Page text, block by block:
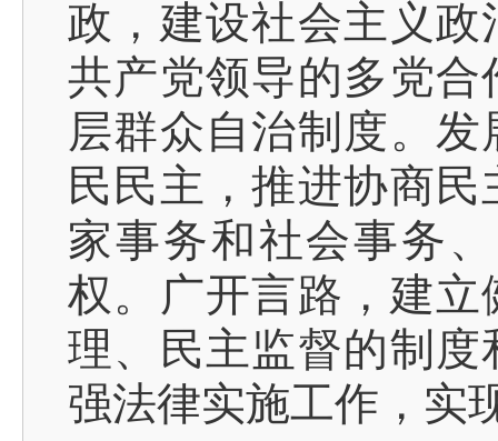
政，建设社会主义
共产党领导的多党
层群众自治制度。
民民主，推进协商
家事务和社会事务
权。广开言路，建
理、民主监督的制
强法律实施工作，实